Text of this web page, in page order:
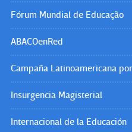
Fórum Mundial de Educação
ABACOenRed
Campaña Latinoamericana
Insurgencia Magisterial
Internacional de la Educación